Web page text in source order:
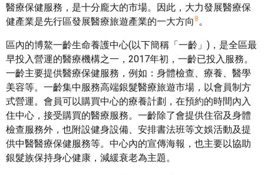
醫療保健服務，是十分龐大的市場。因此，大力發展醫療保
健產業是先行區發展醫療旅遊產業的一大方向 8。
區內的博鰲一齡生命養護中心(以下簡稱「一齡」)，是全區最
早投入營運的醫療機構之一，2017年初，一齡已投入服務。
一齡主要提供醫療保健服務，例如：身體檢查、療養、醫學
美容等。一齡集中服務高端銀髮醫療旅遊市場，以會員制方
式營運。會員可以購買中心的療養計劃，在預約的時間內入
住中心，接受購買的醫療服務。一齡除了會提供住宿及身體
檢查服務外，也附設健身設備、安排書法班等文娛活動及提
供中醫醫療保健服務等。中心內的宣傳海報，也主要以協助
銀髮族保持身心健康，減緩衰老為主題。